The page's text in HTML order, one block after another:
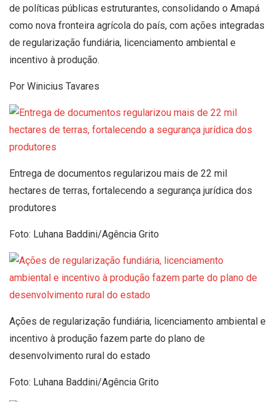
de políticas públicas estruturantes, consolidando o Amapá
como nova fronteira agrícola do país, com ações integradas
de regularização fundiária, licenciamento ambiental e
incentivo à produção.
Por Winicius Tavares
Entrega de documentos regularizou mais de 22 mil
hectares de terras, fortalecendo a segurança jurídica dos
produtores
Foto: Luhana Baddini/Agência Grito
Ações de regularização fundiária, licenciamento ambiental e
incentivo à produção fazem parte do plano de
desenvolvimento rural do estado
Foto: Luhana Baddini/Agência Grito